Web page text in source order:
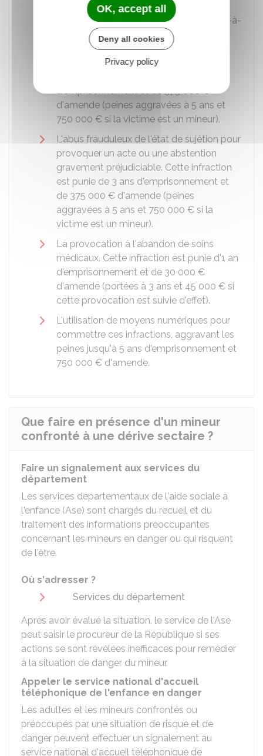
Le placement ou le maintien d'une
personne dans un état de sujétion (c'est-à-
dire le fait d'être obligé de faire quelque
chose ou d'être sous l'autorité de
quelqu'un) psychologique ou physique
d'emprisonnement et de375 000 €
d'amende (peines aggravées à 5 ans et
750 000 € si la victime est un mineur).
L'abus frauduleux de l'état de sujétion pour
provoquer un acte ou une abstention
gravement préjudiciable. Cette infraction
est punie de 3 ans d'emprisonnement et
de 375 000 € d'amende (peines
aggravées à 5 ans et 750 000 € si la
victime est un mineur).
La provocation à l'abandon de soins
médicaux. Cette infraction est punie d'1 an
d'emprisonnement et de 30 000 €
d'amende (portées à 3 ans et 45 000 € si
cette provocation est suivie d'effet).
L'utilisation de moyens numériques pour
commettre ces infractions, aggravant les
peines jusqu'à 5 ans d'emprisonnement et
750 000 € d'amende.
Que faire en présence d'un mineur
confronté à une dérive sectaire ?
Faire un signalement aux services du
département
Les services départementaux de l'aide sociale à
l'enfance (Ase) sont chargés du recueil et du
traitement des informations préoccupantes
concernant les mineurs en danger ou qui risquent
de l'être.
Où s'adresser ?
Services du département
Après avoir évalué la situation, le service de l'Ase
peut saisir le procureur de la République si ses
actions se sont révélées inefficaces pour remédier
à la situation de danger du mineur.
Appeler le service national d'accueil
téléphonique de l'enfance en danger
Les adultes et les mineurs confrontés ou
préoccupés par une situation de risque et de
danger peuvent effectuer un signalement au
service national d'accueil téléphonique de
OK, accept all
Deny all cookies
Privacy policy